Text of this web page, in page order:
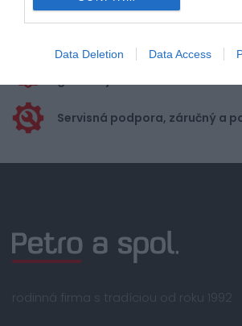
Data Deletion Data Access
Bezpečná platba
Nakupujete od distribútora
Servisná podpora, záručný a
rodinná firma s tradíciou od roku 1992